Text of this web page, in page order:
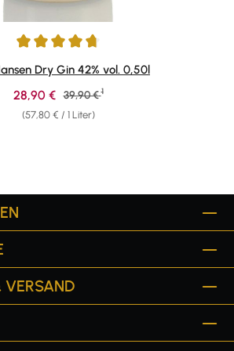
von 4.87 von 5 Sternen
Dry Gin 42% vol. 0,50l
(57,80 € / 1 Liter)
Verkaufspreis:
28,90 € Regulärer Preis:
39,90 € 1